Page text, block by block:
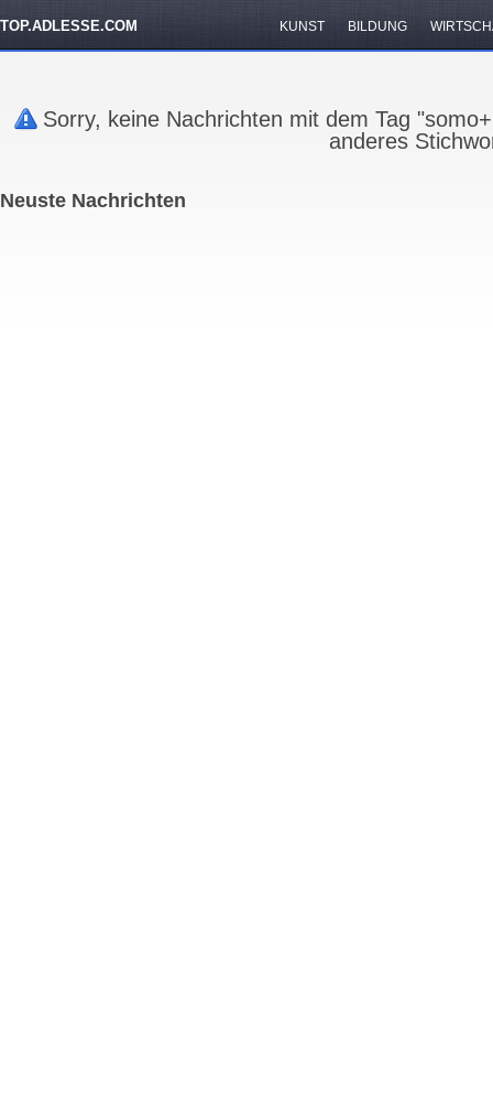
TOP.ADLESSE.COM KUNST BILDUNG
Sorry, keine Nachrichten mit dem Tag
anderes
Neuste Nachrichten